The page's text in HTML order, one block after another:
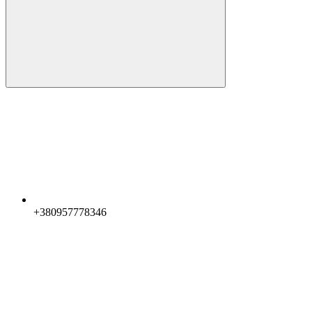
+380957778346